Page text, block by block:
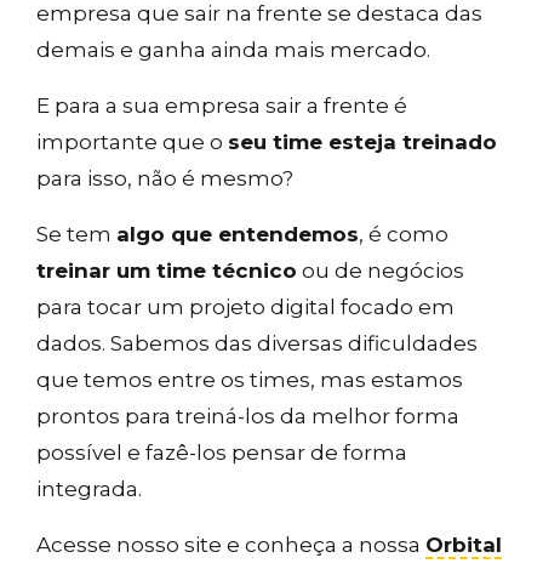
empresa que sair na frente se destaca das
demais e ganha ainda mais mercado.
E para a sua empresa sair a frente é
importante que o seu time esteja treinado
para isso, não é mesmo?
Se tem algo que entendemos, é como
treinar um time técnico ou de negócios
para tocar um projeto digital focado em
dados. Sabemos das diversas dificuldades
que temos entre os times, mas estamos
prontos para treiná-los da melhor forma
possível e fazê-los pensar de forma
integrada.
Acesse nosso site e conheça a nossa Orbital